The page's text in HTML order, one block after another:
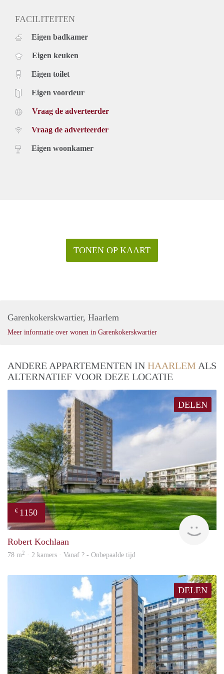
- Woning wordt gestoffeerd opgeleverd met gordijnen,
- Huurprijs is exclusief g/w/e/TV internet
- Verhuurder behoudt zich het recht van gunning voor
FACILITEITEN
Eigen badkamer
Eigen keuken
Eigen toilet
Eigen voordeur
Vraag de adverteerder
Vraag de adverteerder
Eigen woonkamer
TONEN OP KAART
Garenkokerskwartier, Haarlem
Meer informatie over wonen in Garenkokerskwartier
ANDERE APPARTEMENTEN IN HAARLEM ALS
ALTERNATIEF VOOR DEZE LOCATIE
DELEN
€ 1150
Robert Kochlaan
78 m2 · 2 kamers · Vanaf ? - Onbepaalde tijd
DELEN